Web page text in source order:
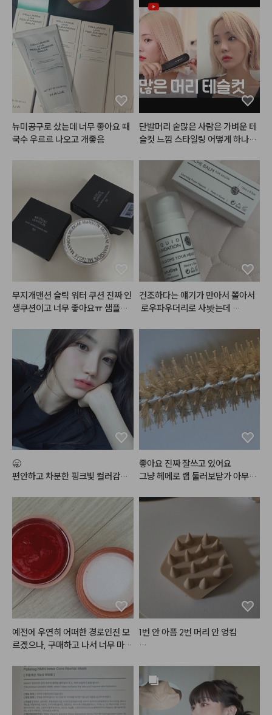
#머메이드아이즈 [비치샴페인]
여쿨~봄웜 걸쳐서 사용하기 좋은
미지근 쿨한 핑크컬러가
눈에 올렸을 때 더워보이지 않아서
자주 손이가는 팔레트에요
다채로운 펄 구성으로 포인트있는
메이크업을 연출하기에도 좋고,
영상 시작부분에 넣은 세번째 바세
린광의 화이트펄이
어디에 올려도 너모 예쁘다는 것
😘
메이크업 위에 파츠랑 화이터 라이
페스티벌 , 연말 메이크업으로도 딱
이지 않나요?💎✨💕
#아쿠아글로우쿠션
[1호 봄바다 /
2호 가을바다]
패키지가 진짜 미쳤죠..?
달걀처럼
매끈-촉촉한 피부를 만들어주는 쿠
얇고 투명해서 여름에 바르기도 좋
겨울에도 촉촉해서 쓰기좋은 숨찐
저는 1호 봄바다를 사용했어요!
21호보단 살짝 어두운 옐로우 베이
막상 바르면 목부분과 경계지지도
않고
피부랑 자연스럽게 어우러졌어요
◡̈
#여쿨팔
레트#촉촉한쿠션 #쿠션추천
광고
뉴미공구로 샀는데 너무 좋아요 때
국수 우르르 나오고 개좋음
단발머리 숱많은 사람은 가벼운 테
슬컷 느낌 스타일링 어떻게 하나요
#어네이즈 #레삐 #결에센스
매직기 #테슬컷#진주쌤
무지개맨션 슬릭 워터 쿠션 진짜 인
생쿠션이고 너무 좋아요ㅠ 샘플로
고 봤는데 단종 진행중이고.. 특히
P21 컬러 본품이 다 품절이더라고
요 그래서 하는수없이 미니 사이즈
라도 일단 쟁였어요.. 본품 디자인
패키지도 감각적이고 사고싶었는
데 일단 미니라도 있어서 좋아요.
슬릭워터쿠션 P21가 완전 대박인
데 좋은 이유가 21호 피부에 완전
착붙 자연스러운 핑크베이스 컬러
에요. 또 이게 메쉬쿠션이라서 내
피부처럼 얇게 밀착되고, 건조하지
않아서 뜨지도 않아서 정말 내 피부
감쪽같이 얇게 가려주고 근데 화떡
느낌 안나서 최애 인생 쿠션ㅠ
건조하다는 얘기가 만아서 쫄아서
로우파우더리로 사봣는데
확실히 단독으로 바르고 파우더처
리하고 이러면 조금 가뭄이 올거같
긴한데 어차피 커버력이 업는 쪽이
라 다른거 섞발하고 기초 빡 먹여주
면 잘 버텨줄거같아요... 다만 향기
가 진짜 그 티슈같은 꽃향 같은거
나서 개인적으론 불호긴 해요 ㅜㅜ
괜히 트러블 올라올거 같고ㅠㅠ..
그치만 색상이 진짜 핑크크림컬러
라 화사하고 예뻐요.. 제발 다크닝
만 없길 바라며,, ★
🥱
편안하고 차분한 핑크빛 컬러감으
말 많이 가는 최애 조합
좋아요 진짜 잘쓰고 있어요
그냥 헤메로 랩 둘러보닫가 아무래
거링 작은거 긴머리 옆머리 용이랑
열전도율도 좋고 빨리 식는것도 맘
에들고 생긴것도 같이 세트로 해놓
으면 이뻐서 매우 맘에 듭니다
힌 이년 정도 사용 하구 있는거같은
데 이제서애 리뷰다네오 아주잘쓰
이런 빗 특성상 머리 얽힘같은거는
어쩔수 없깅하지만 그래도 잘쑤고
근데 뭇ㄴ 삼백자나 덕으라고 하는
건지 모르겠네요 하 완전 이런거 불
퍔 하지만 제품 만족햇어서 적습니
당 ㅎㅎ 또 다른 ㅎ 사이즈로 살 의
예전에 우연히 어떠한 경로인진 모
르겠으나, 구매하고 나서 너무 마음
있습니다~! 발색이 진짜이쁘고 광
택이 미쳤어요~~~~! 아무래도
립글로즈다보니 커피마시거나 그
럴땐 묻어남이 어쩔수없이 있습니
1번 안 아픔 2번 머리 안 엉킴
손톱으로 긁을 순 없고, 손끝으로
감으면 씻는 거라 씻는 느낌은 나
는데 깨끗하게 씻기는 느낌인지 찝